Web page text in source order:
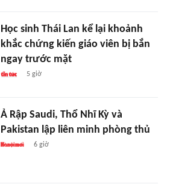
Học sinh Thái Lan kể lại khoảnh
khắc chứng kiến giáo viên bị bắn
ngay trước mặt
5 giờ
Ả Rập Saudi, Thổ Nhĩ Kỳ và
Pakistan lập liên minh phòng thủ
6 giờ